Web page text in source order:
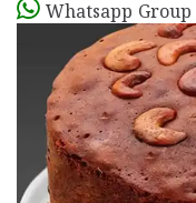
Whatsapp Group